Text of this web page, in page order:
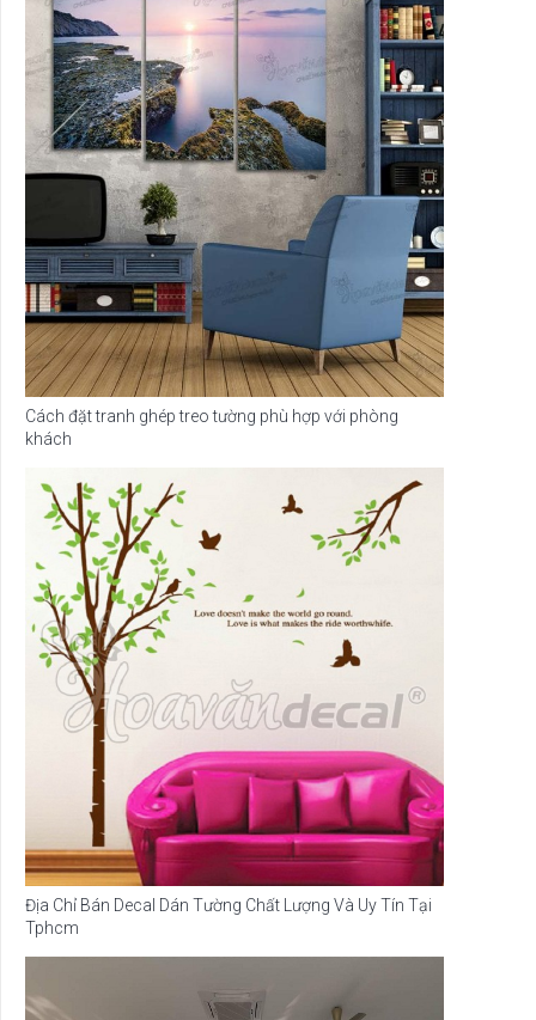
Cách đặt tranh ghép treo tường phù hợp với phòng
khách
Địa Chỉ Bán Decal Dán Tường Chất Lượng Và Uy Tín Tại
Tphcm